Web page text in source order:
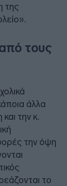
της
τους
άλλα
την κ.
την όψη
το